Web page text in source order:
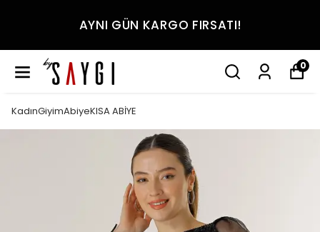
AYNI GÜN KARGO FIRSATI!
0
KadınGiyimAbiyeKISA ABİYE